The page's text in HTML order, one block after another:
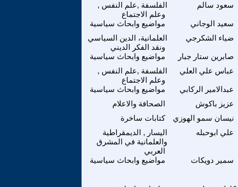
الفلسفة ,علم النفس ,
وعلم الاجتماع
سعود سالم
مواضيع وابحاث سياسية سعيد الوجاني
العلمانية، الدين السياسي
ونقد الفكر الديني
ضياء الشكرجي
مواضيع وابحاث سياسية صابرين ستار جبار
الفلسفة ,علم النفس ,
وعلم الاجتماع
عباس علي العلي
مواضيع وابحاث سياسية عبدالامير الركابي
الصحافة والاعلام
عزيز باكوش
كتابات ساخرة
نيسان سمو الهوزي
اليسار , الديمقراطية
والعلمانية في المشرق
العربي
علي ابوحبله
مواضيع وابحاث سياسية سمير دويكات